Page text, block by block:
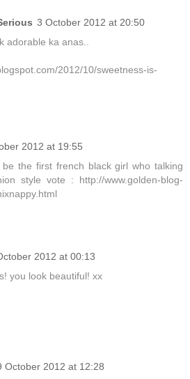
3 October 2012 at 20:50
adorable ka anas..
2012/10/sweetness-is-
2012 at 19:55
the first french black girl who talking
style vote : http://www.golden-blog-
2012 at 00:13
you look beautiful! xx
October 2012 at 12:28